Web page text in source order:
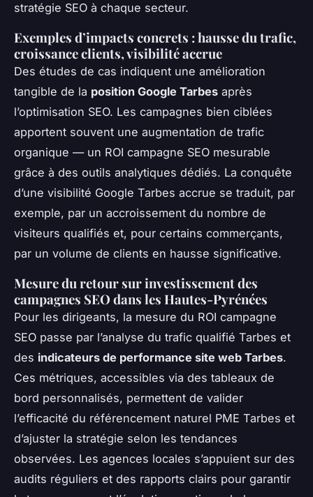
stratégie SEO à chaque secteur.
Exemples d’impacts concrets : hausse du trafic,
croissance clients, visibilité accrue
Des études de cas indiquent une amélioration
tangible de la position Google Tarbes après
l’optimisation SEO. Les campagnes bien ciblées
apportent souvent une augmentation de trafic
organique — un ROI campagne SEO mesurable
grâce à des outils analytiques dédiés. La conquête
d’une visibilité Google Tarbes accrue se traduit, par
exemple, par un accroissement du nombre de
visiteurs qualifiés et, pour certains commerçants,
par un volume de clients en hausse significative.
Mesure du retour sur investissement des
campagnes SEO dans les Hautes-Pyrénées
Pour les dirigeants, la mesure du ROI campagne
SEO passe par l’analyse du trafic qualifié Tarbes et
des indicateurs de performance site web Tarbes.
Ces métriques, accessibles via des tableaux de
bord personnalisés, permettent de valider
l’efficacité du référencement naturel PME Tarbes et
d’ajuster la stratégie selon les tendances
observées. Les agences locales s’appuient sur des
audits réguliers et des rapports clairs pour garantir